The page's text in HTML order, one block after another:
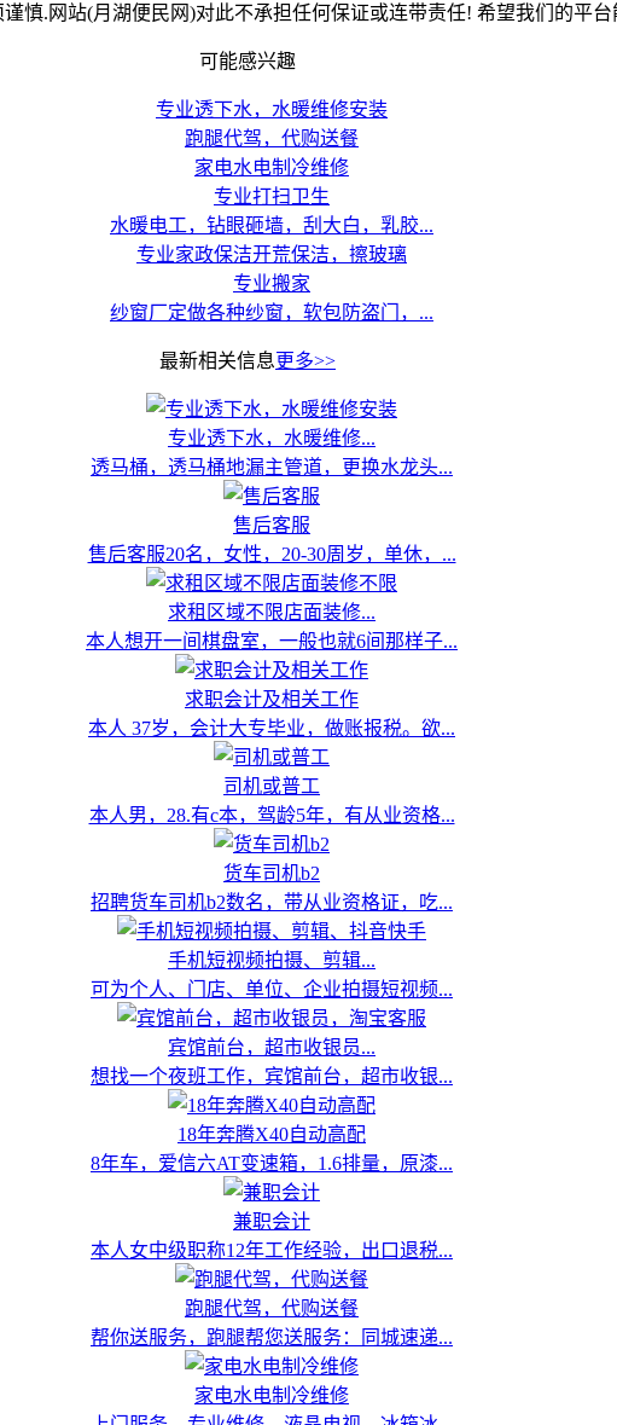
慎.网站(月湖便民网)对此不承担任何保证或连带责任! 希望我们的平台
可能感兴趣
专业透下水，水暖维修安装
跑腿代驾，代购送餐
家电水电制冷维修
专业打扫卫生
水暖电工，钻眼砸墙，刮大白，乳胶...
专业家政保洁开荒保洁，擦玻璃
专业搬家
纱窗厂定做各种纱窗，软包防盗门，...
最新相关信息更多>>
专业透下水，水暖维修...
透马桶，透马桶地漏主管道，更换水龙头...
售后客服
售后客服20名，女性，20-30周岁，单休，...
求租区域不限店面装修...
本人想开一间棋盘室，一般也就6间那样子...
求职会计及相关工作
本人 37岁，会计大专毕业，做账报税。欲...
司机或普工
本人男，28.有c本，驾龄5年，有从业资格...
货车司机b2
招聘货车司机b2数名，带从业资格证，吃...
手机短视频拍摄、剪辑...
可为个人、门店、单位、企业拍摄短视频...
宾馆前台，超市收银员...
想找一个夜班工作，宾馆前台，超市收银...
18年奔腾X40自动高配
8年车，爱信六AT变速箱，1.6排量，原漆...
兼职会计
本人女中级职称12年工作经验，出口退税...
跑腿代驾，代购送餐
帮你送服务，跑腿帮您送服务：同城速递...
家电水电制冷维修